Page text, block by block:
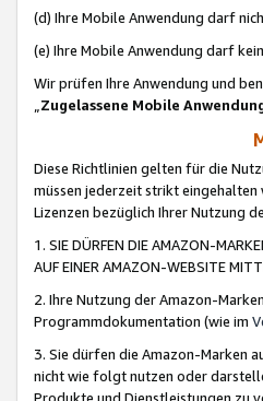
(d) Ihre Mobile Anwendung darf
(e) Ihre Mobile Anwendung darf
Wir prüfen Ihre Anwendung und
„Zugelassene Mobile
Diese Richtlinien gelten für die
müssen jederzeit strikt
Lizenzen bezüglich Ihrer Nutzung
1. SIE DÜRFEN DIE AMAZON-
AUF EINER AMAZON-WEBSITE
2. Ihre Nutzung der Amazon-
Programmdokumentation (wie im
3. Sie dürfen die Amazon-Marken
nicht wie folgt nutzen oder
Produkte und Dienstleistungen zu